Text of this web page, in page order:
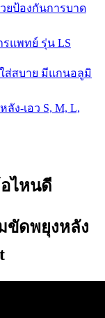
ยป้องกันการบาด
รแพทย์ รุ่น LS
ส่สบาย มีแกนอลูมิ
ลัง-เอว S, M, L,
ไหนดี
ขัดพยุงหลัง